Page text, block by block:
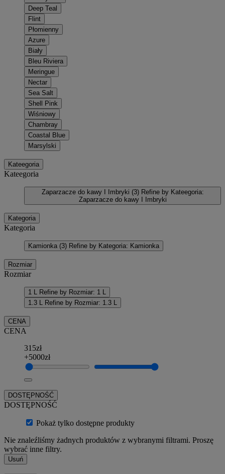
Deep Teal
Flint
Płomienny
Azure
Biały
Bleu Riviera
Meringue
Nectar
Sea Salt
Shell Pink
Wiśniowy
Chambray
Coastal Blue
Marsylski
Kateegoria
Kateegoria
Zaparzacze do kawy I Imbryki (3) Refine by Kateegoria:
Zaparzacze do kawy I Imbryki
Kategoria
Kategoria
Kamionka (3) Refine by Kategoria: Kamionka
Rozmiar
Rozmiar
1 L
Refine by Rozmiar: 1 L
1.3 L
Refine by Rozmiar: 1.3 L
CENA
CENA
315zł
+5000zł
DOSTĘPNOŚĆ
DOSTĘPNOŚĆ
Pokaż tylko dostępne produkty
Nie znaleźliśmy żadnych produktów z wybranymi filtrami. Proszę
wybrać inne filtry.
Usuń